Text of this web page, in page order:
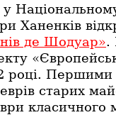
у
Ханенків
де Шодуар».
році.
старих
класичного